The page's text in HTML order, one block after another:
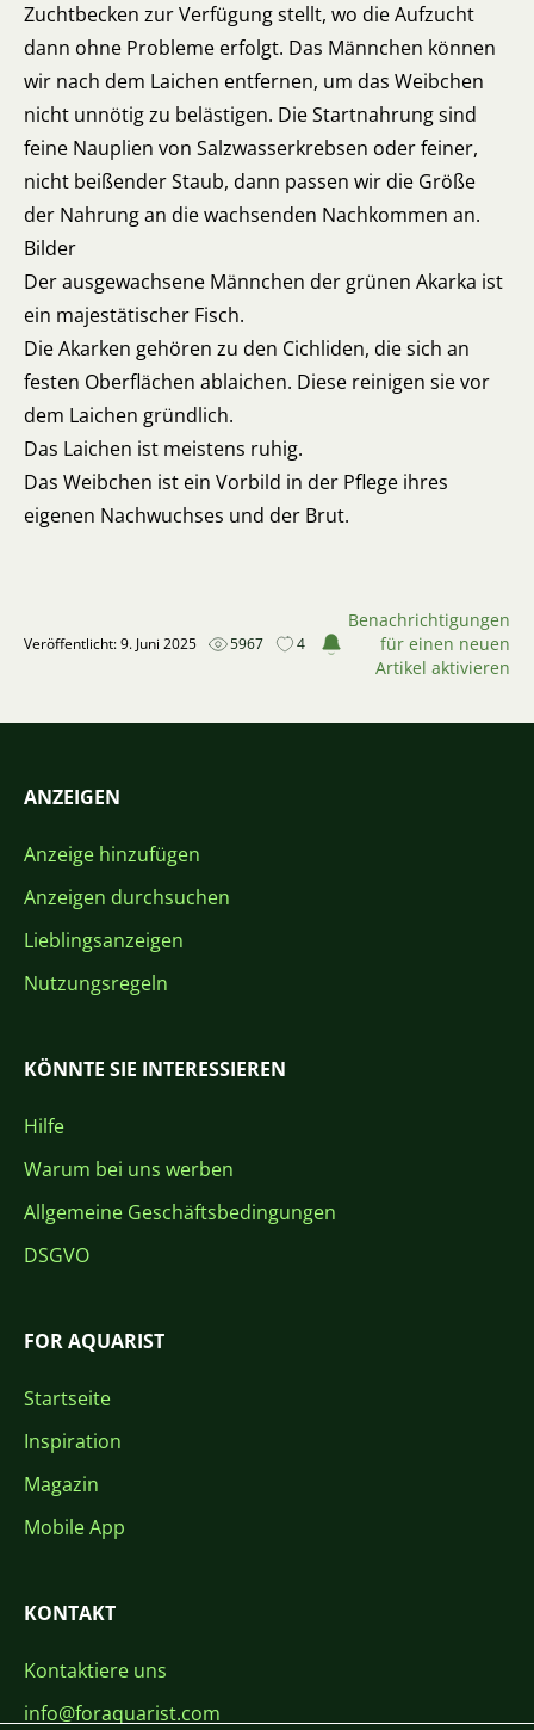
Zuchtbecken zur Verfügung stellt, wo die Aufzucht
dann ohne Probleme erfolgt. Das Männchen können
wir nach dem Laichen entfernen, um das Weibchen
nicht unnötig zu belästigen. Die Startnahrung sind
feine Nauplien von Salzwasserkrebsen oder feiner,
nicht beißender Staub, dann passen wir die Größe
der Nahrung an die wachsenden Nachkommen an.
Bilder
Der ausgewachsene Männchen der grünen Akarka ist
ein majestätischer Fisch.
Die Akarken gehören zu den Cichliden, die sich an
festen Oberflächen ablaichen. Diese reinigen sie vor
dem Laichen gründlich.
Das Laichen ist meistens ruhig.
Das Weibchen ist ein Vorbild in der Pflege ihres
eigenen Nachwuchses und der Brut.
Veröffentlicht: 9. Juni 2025 5967 4
Benachrichtigungen
für einen neuen
Artikel aktivieren
ANZEIGEN
Anzeige hinzufügen
Anzeigen durchsuchen
Lieblingsanzeigen
Nutzungsregeln
KÖNNTE SIE INTERESSIEREN
Hilfe
Warum bei uns werben
Allgemeine Geschäftsbedingungen
DSGVO
FOR AQUARIST
Startseite
Inspiration
Magazin
Mobile App
KONTAKT
Kontaktiere uns
info@foraquarist.com